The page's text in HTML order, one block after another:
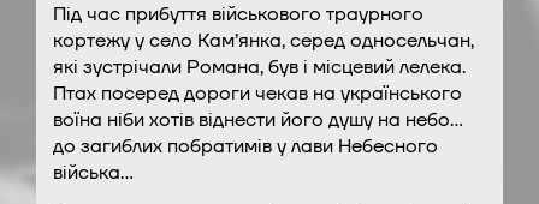
Під час прибуття військового траурного
кортежу у село Кам’янка, серед односельчан,
які зустрічали Романа, був і місцевий лелека.
Птах посеред дороги чекав на українського
воїна ніби хотів віднести його душу на небо…
до загиблих побратимів у лави Небесного
війська…